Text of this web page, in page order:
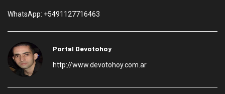
WhatsApp: +5491127716463
Portal Devotohoy
http://www.devotohoy.com.ar